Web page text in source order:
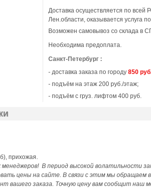
Доставка осуществляется по всей
Лен.области, оказывается услуга
Возможен самовывоз со склада в
Необходима предоплата.
Санкт-Петербург :
- доставка заказа по городу 850
- подъём на этаж 200 руб./этаж;
- подъём с груз. лифтом 400 руб.
прихожая.
В период высокой волатильности
цены на сайте. В связи с этим мы обращаем
вашего заказа. Точную цену вам сообщит наш